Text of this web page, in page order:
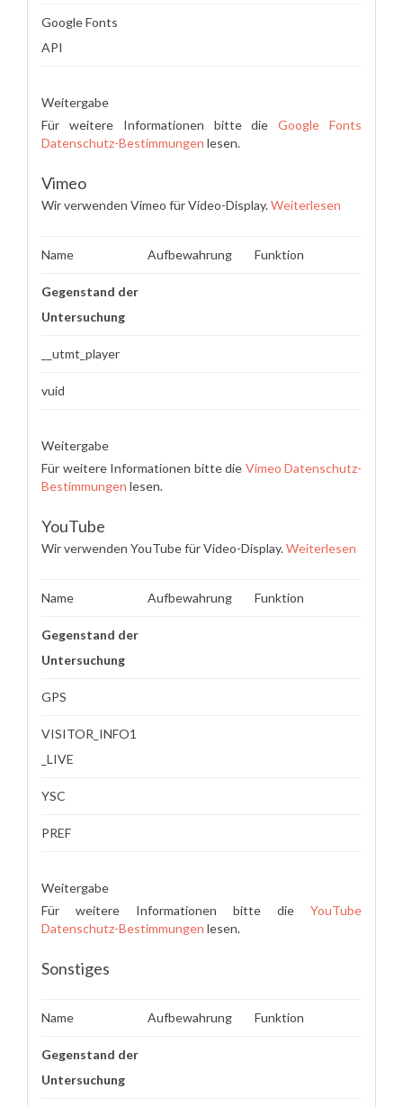
Google Fonts
API
Weitergabe
Für weitere Informationen bitte dieGoogle Fonts
Datenschutz-Bestimmungen lesen.
Vimeo
Wir verwenden Vimeo für Video-Display.Weiterlesen
Name Aufbewahrung Funktion
Gegenstand der
Untersuchung
__utmt_player
vuid
Weitergabe
Für weitere Informationen bitte die Vimeo Datenschutz-
Bestimmungen lesen.
YouTube
Wir verwenden YouTube für Video-Display.Weiterlesen
Name Aufbewahrung Funktion
Gegenstand der
Untersuchung
GPS
VISITOR_INFO1
_LIVE
YSC
PREF
Weitergabe
Für weitere Informationen bitte die YouTube
Datenschutz-Bestimmungen lesen.
Sonstiges
Name Aufbewahrung Funktion
Gegenstand der
Untersuchung